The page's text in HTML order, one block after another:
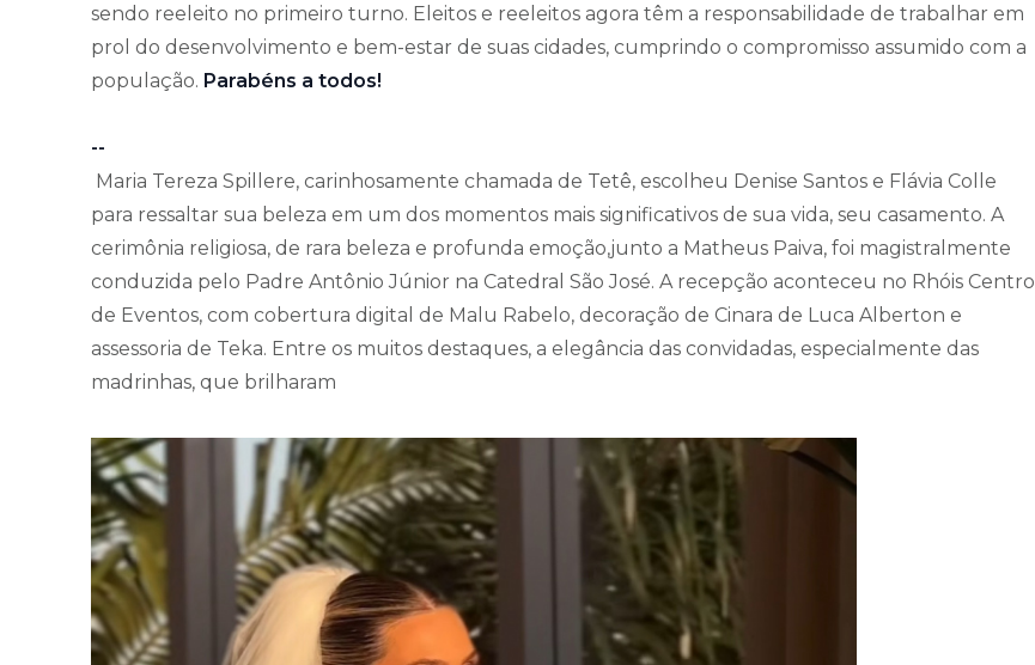
sendo reeleito no primeiro turno. Eleitos e reeleitos agora têm a responsabilidade de trabalhar em
prol do desenvolvimento e bem-estar de suas cidades, cumprindo o compromisso assumido com a
população. Parabéns a todos!
--
Maria Tereza Spillere, carinhosamente chamada de Tetê, escolheu Denise Santos e Flávia Colle
para ressaltar sua beleza em um dos momentos mais significativos de sua vida, seu casamento. A
cerimônia religiosa, de rara beleza e profunda emoção,junto a Matheus Paiva, foi magistralmente
conduzida pelo Padre Antônio Júnior na Catedral São José. A recepção aconteceu no Rhóis Centro
de Eventos, com cobertura digital de Malu Rabelo, decoração de Cinara de Luca Alberton e
assessoria de Teka. Entre os muitos destaques, a elegância das convidadas, especialmente das
madrinhas, que brilharam